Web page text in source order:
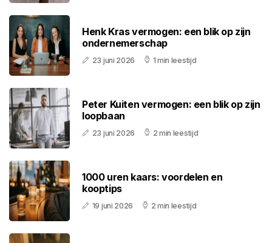
Henk Kras vermogen: een blik op zijn
ondernemerschap
23 juni 2026 1 min leestijd
Peter Kuiten vermogen: een blik op zijn
loopbaan
23 juni 2026 2 min leestijd
1000 uren kaars: voordelen en
kooptips
19 juni 2026 2 min leestijd